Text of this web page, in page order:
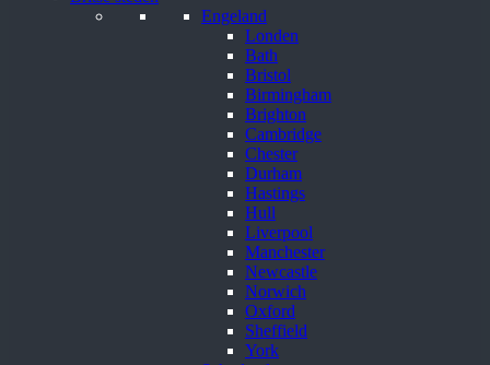
Engeland
Londen
Bath
Bristol
Birmingham
Brighton
Cambridge
Chester
Durham
Hastings
Hull
Liverpool
Manchester
Newcastle
Norwich
Oxford
Sheffield
York